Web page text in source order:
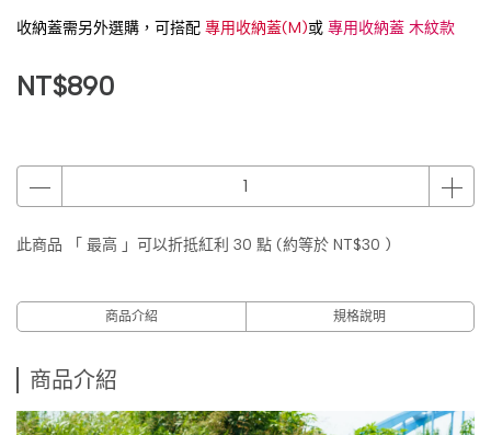
收納蓋需另外選購，可搭配 專用收納蓋(M)或 專用收納蓋 木紋款
NT$890
此商品 「 最高 」可以折抵紅利 30 點 (約等於 NT$30 )
商品介紹 規格說明
商品介紹